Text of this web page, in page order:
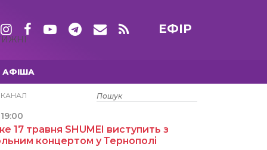
ЕФІР
АФІША
15 ТРАВНЯ
19:00
17 травня SHUMEI виступить з
концертом у Тернополі